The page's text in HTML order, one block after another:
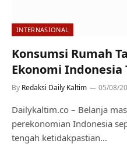
INTERNASIONAL
Konsumsi Rumah
Ekonomi Indonesia
By Redaksi Daily Kaltim 05/08/
Dailykaltim.co – Belanja
perekonomian Indonesia
tengah ketidakpastian…